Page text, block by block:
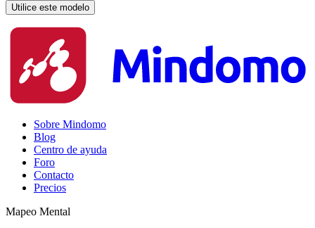
Utilice este modelo
Sobre Mindomo
Blog
Centro de ayuda
Foro
Contacto
Precios
Mapeo Mental